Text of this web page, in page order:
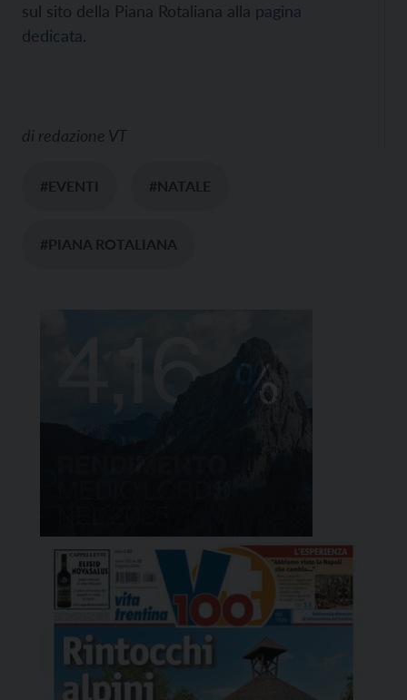
sul sito della Piana Rotaliana alla pagina
dedicata.
di redazione VT
#EVENTI #NATALE
#PIANA ROTALIANA